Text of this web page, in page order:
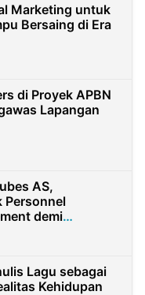
Marketing untuk
Bersaing di Era
di Proyek APBN
Lapangan
AS,
Personnel
demi
Lagu sebagai
Kehidupan